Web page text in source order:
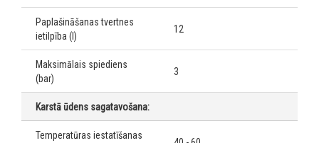
Paplašināšanas tvertnes
ietilpība (l)
12
Maksimālais spiediens
(bar)
3
Karstā ūdens sagatavošana:
Temperatūras iestatīšanas